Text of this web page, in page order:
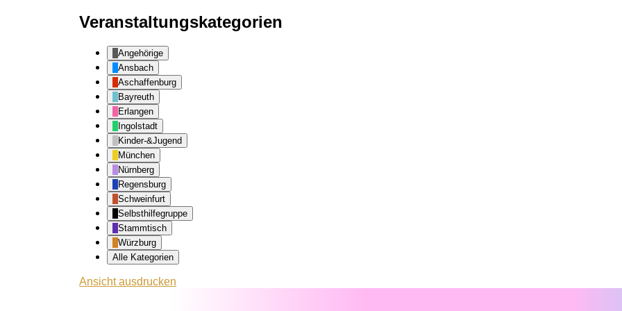
Veranstaltungskategorien
Angehörige
Ansbach
Aschaffenburg
Bayreuth
Erlangen
Ingolstadt
Kinder-&Jugend
München
Nürnberg
Regensburg
Schweinfurt
Selbsthilfegruppe
Stammtisch
Würzburg
Alle Kategorien
Ansichtausdrucken